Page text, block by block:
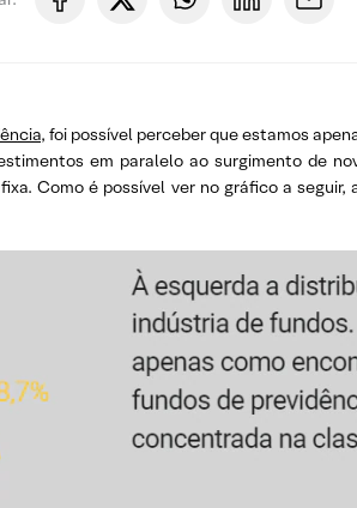
, foi possível perceber que estamos
em paralelo ao surgimento de
Como é possível ver no gráfico a